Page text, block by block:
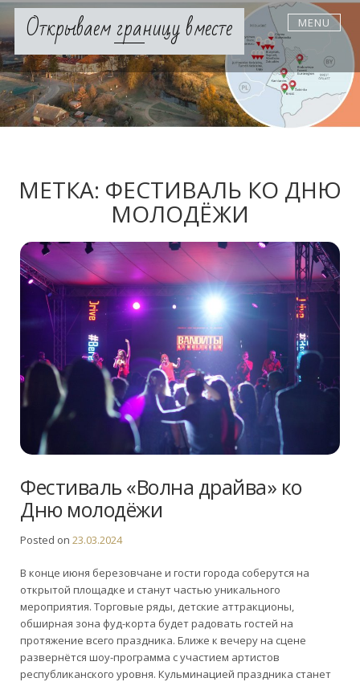
Skip
contentОткрываем границу вместе MENU
МЕТКА: ФЕСТИВАЛЬ КО ДНЮ
МОЛОДЁЖИ
Фестиваль «Волна драйва» ко
Дню молодёжи
Posted on 23.03.2024
В конце июня березовчане и гости города соберутся на
открытой площадке и станут частью уникального
мероприятия. Торговые ряды, детские аттракционы,
обширная зона фуд-корта будет радовать гостей на
протяжение всего праздника. Ближе к вечеру на сцене
развернётся шоу-программа с участием артистов
республиканского уровня. Кульминацией праздника станет